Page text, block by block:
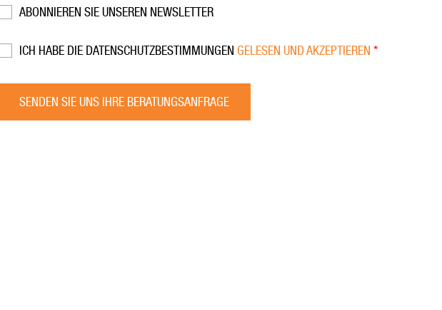
ABONNIEREN SIE UNSEREN NEWSLETTER
ICH HABE DIE DATENSCHUTZBESTIMMUNGEN GELESEN UND AKZEPTIEREN *